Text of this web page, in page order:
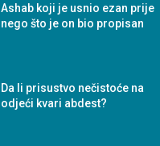
Ashab koji je usnio ezan prije
nego što je on bio propisan
Da li prisustvo nečistoće na
odjeći kvari abdest?